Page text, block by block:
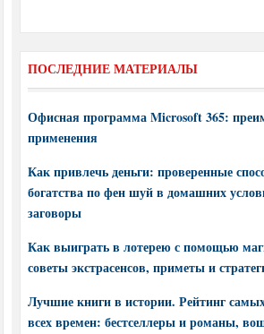
ПОСЛЕДНИЕ МАТЕРИАЛЫ
Офисная программа Microsoft 365:
применения
Как привлечь деньги: проверенные
богатства по фен шуй в домашних
заговоры
Как выиграть в лотерею с помощью
советы экстрасенсов, приметы и
Лучшие книги в истории. Рейтинг
всех времен: бестселлеры и романы,